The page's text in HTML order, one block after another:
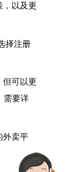
，以及更
择注册
但可以更
需要详
外卖平